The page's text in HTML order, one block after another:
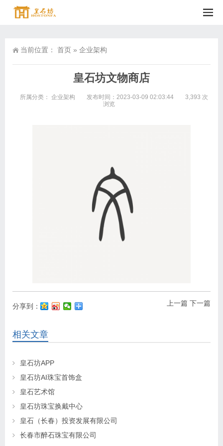
当前位置： 首页 » 企业架构
皇石坊文物商店
所属分类： 企业架构 发布时间：2023-03-09 02:03:44
3,393 次
浏览
上一篇 下一篇
分享到：
相关文章
皇石坊APP
皇石坊AI珠宝首饰盒
皇石艺术馆
皇石坊珠宝换戴中心
皇石（长春）投资发展有限公司
长春市醉石珠宝有限公司